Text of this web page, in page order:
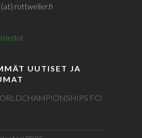
rottweiler.fi
UUTISET JA
FCI